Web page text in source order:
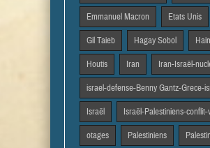
Emmanuel Macron Etats Unis
Gil Taieb Hagay Sobol
Houtis Iran Iran-Israël-
israel-defense-Benny Gantz-Grece-
Israël Israël-Palestiniens-conflit-
otages Palestiniens